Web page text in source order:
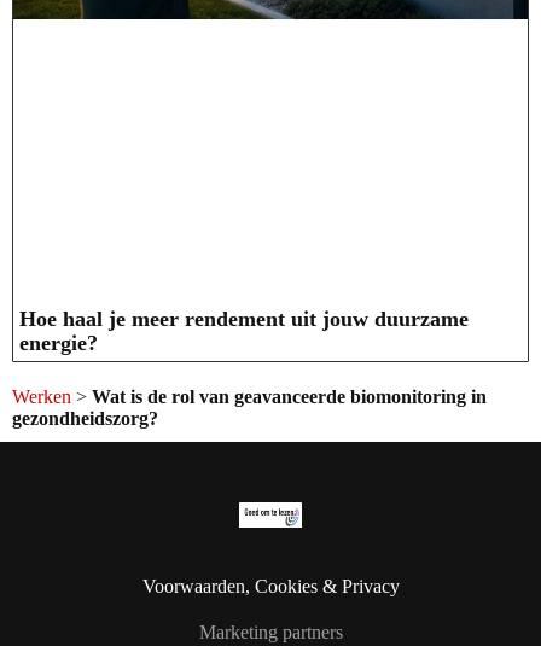
Hoe haal je meer rendement uit jouw duurzame
energie?
Werken > Wat is de rol van geavanceerde biomonitoring in
gezondheidszorg?
Voorwaarden, Cookies & Privacy
Marketing partners